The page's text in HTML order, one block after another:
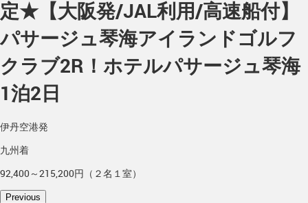
定★【大阪発/JAL利用/高速船付】
パサージュ琴海アイランドゴルフ
クラブ2R！ホテルパサージュ琴海
1泊2日
伊丹空港発
九州着
92,400～215,200円（２名１室）
Previous